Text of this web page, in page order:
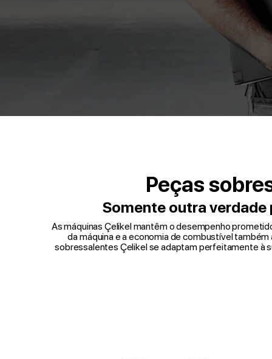
Peças
Somente outra verdade
As máquinas Çelikel mantêm o desempenho
da máquina e a economia de combustível
sobressalentes Çelikel se adaptam perfeitamente à